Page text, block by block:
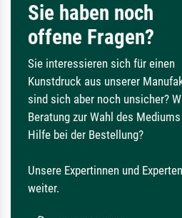
Sie haben noch
offene Fragen?
Sie interessieren sich für einen
Kunstdruck aus unserer
sind sich aber noch unsicher?
Beratung zur Wahl des
Hilfe bei der Bestellung?
Unsere Expertinnen und
weiter.